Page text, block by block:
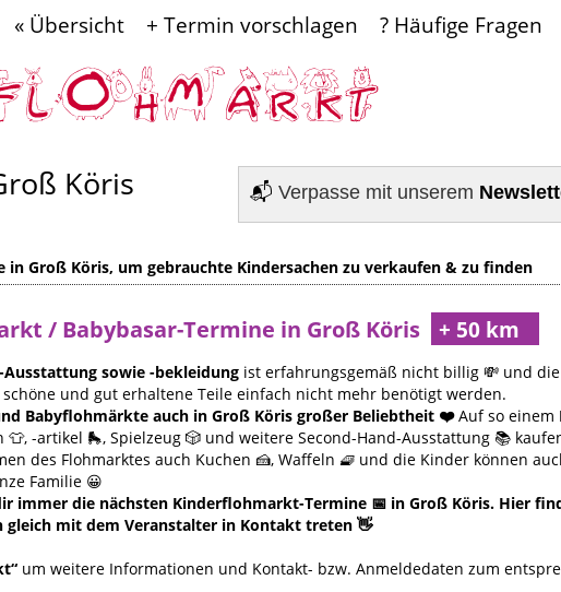
« Übersicht + Termin vorschlagen ? Häufige Fragen
📬 Verpasse mit unserem
Köris
Groß Köris, um gebrauchte Kindersachen zu verkaufen & zu finden
/ Babybasar-Termine in Groß Köris
Ausstattung sowie -bekleidung ist erfahrungsgemäß nicht billig 💸 und
und gut erhaltene Teile einfach nicht mehr benötigt werden.
Babyflohmärkte auch in Groß Köris großer Beliebtheit ❤️Auf so einem
-artikel 🛼, Spielzeug 🎲 und weitere Second-Hand-Ausstattung 📚
des Flohmarktes auch Kuchen 🍰, Waffeln 🧇 und die Kinder können
Familie 😀
immer die nächsten Kinderflohmarkt-Termine 📅 in Groß Köris. Hier
mit dem Veranstalter in Kontakt treten 👋
um weitere Informationen und Kontakt- bzw. Anmeldedaten zum